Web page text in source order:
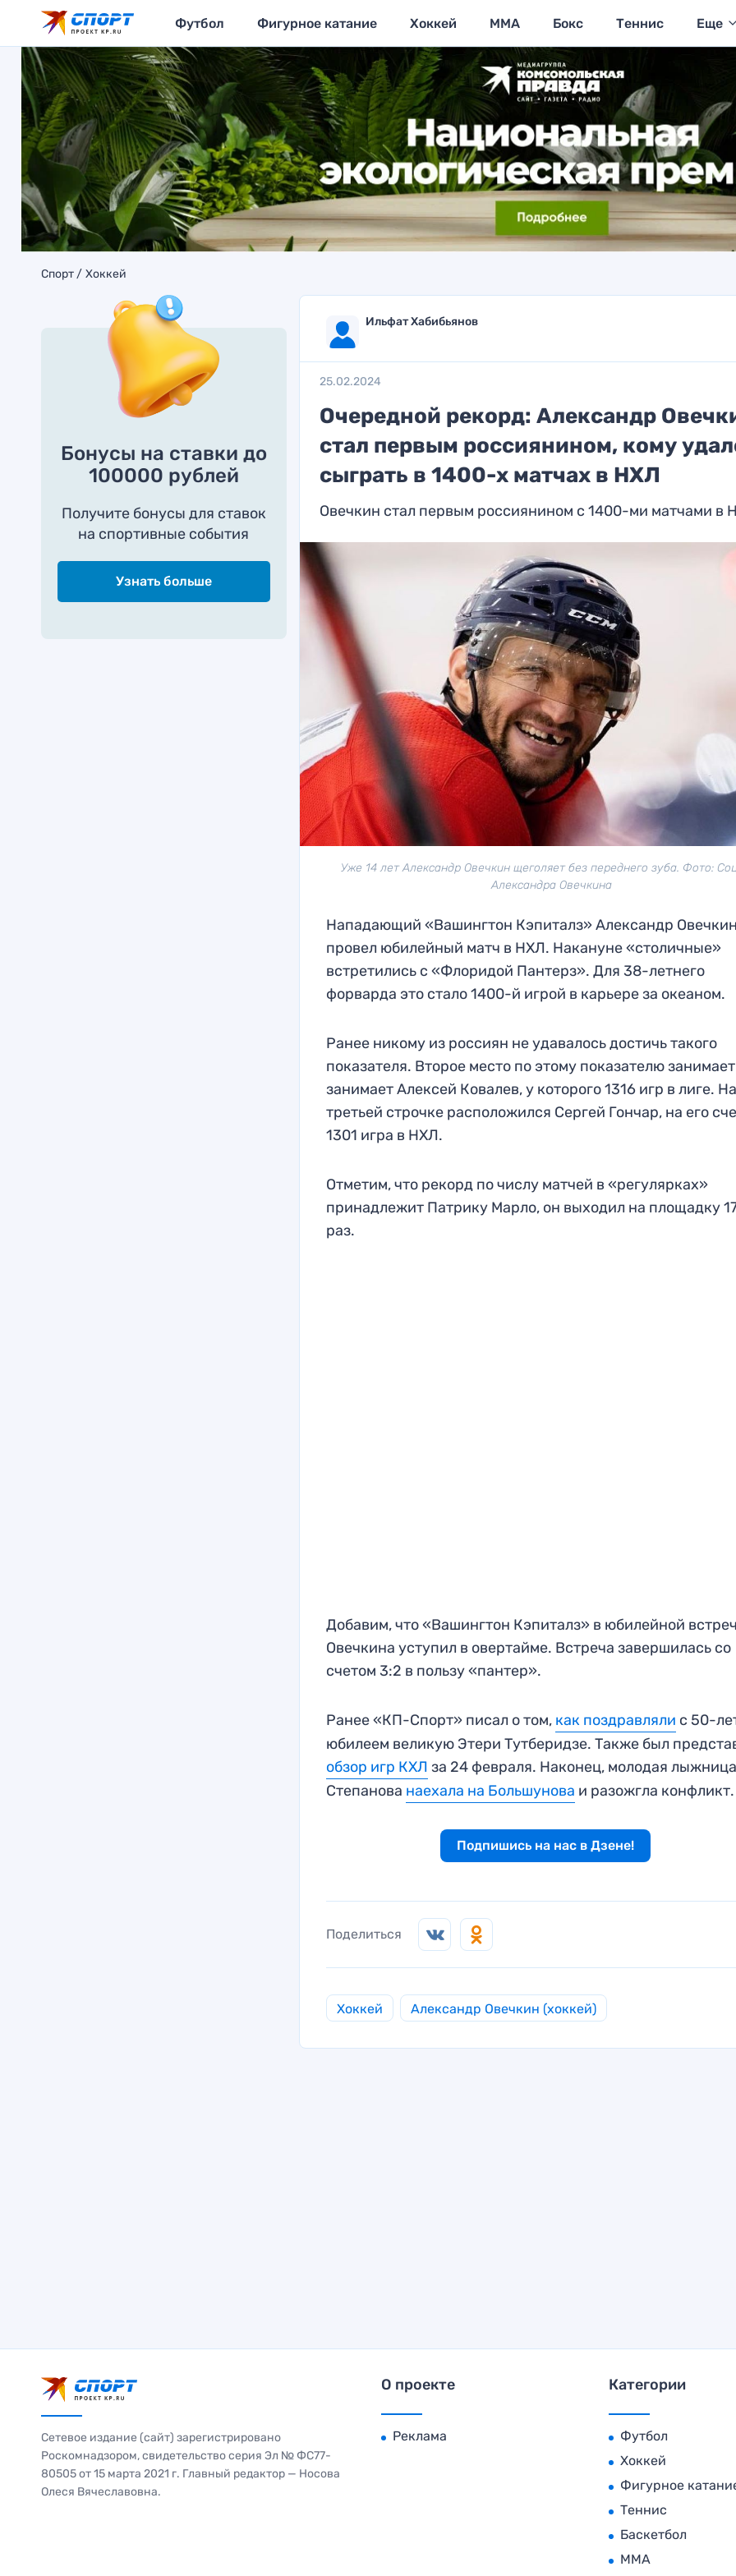
Футбол Фигурное катание Хоккей MMA Бокс Теннис Еще
Спорт Хоккей
Бонусы на ставки до
100000 рублей
Получите бонусы для ставок
на спортивные события
Узнать больше
Ильфат Хабибьянов
25.02.2024
Очередной рекорд: Александр
стал первым россиянином, кому
сыграть в 1400-х матчах в НХЛ
Овечкин стал первым россиянином с 1400-ми матчами в
Уже 14 лет Александр Овечкин щеголяет без переднего зуба. Фото:
Александра Овечкина
Нападающий «Вашингтон Кэпиталз» Александр Овечкин
провел юбилейный матч в НХЛ. Накануне «столичные»
встретились с «Флоридой Пантерз». Для 38-летнего
форварда это стало 1400-й игрой в карьере за океаном.
Ранее никому из россиян не удавалось достичь такого
показателя. Второе место по этому показателю занимает
занимает Алексей Ковалев, у которого 1316 игр в лиге. На
третьей строчке расположился Сергей Гончар, на его
1301 игра в НХЛ.
Отметим, что рекорд по числу матчей в «регулярках»
принадлежит Патрику Марло, он выходил на площадку
раз.
Добавим, что «Вашингтон Кэпиталз» в юбилейной
Овечкина уступил в овертайме. Встреча завершилась со
счетом 3:2 в пользу «пантер».
Ранее «КП-Спорт» писал о том, как поздравляли с 50-
юбилеем великую Этери Тутберидзе. Также был
обзор игр КХЛ за 24 февраля. Наконец, молодая лыжница
Степанова наехала на Большунова и разожгла конфликт.
Подпишись на нас в Дзене!
Поделиться
Хоккей Александр Овечкин (хоккей)
Сетевое издание (сайт) зарегистрировано
Роскомнадзором, свидетельство серия Эл № ФС77-
80505 от 15 марта 2021 г. Главный редактор — Носова
Олеся Вячеславовна.
О проекте
Реклама
Категории
Футбол
Хоккей
Фигурное
Теннис
Баскетбол
MMA